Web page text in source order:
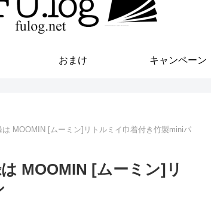
おまけ キャンペーン
MOOMIN [ムーミン]リトルミイ巾着付き竹製miniパ
MOOMIN [ムーミン]リ